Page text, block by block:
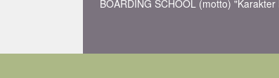
BOARDING SCHOOL (motto)